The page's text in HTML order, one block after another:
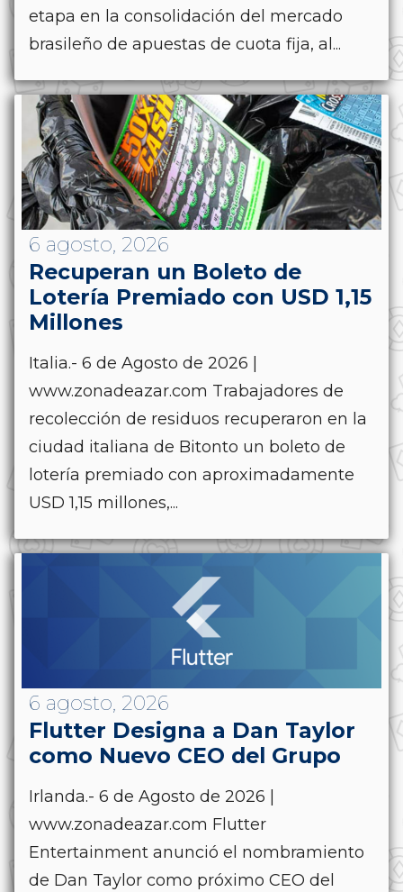
etapa en la consolidación del mercado
brasileño de apuestas de cuota fija, al...
6 agosto, 2026
Recuperan un Boleto de
Lotería Premiado con USD 1,15
Millones
Italia.- 6 de Agosto de 2026 |
www.zonadeazar.com Trabajadores de
recolección de residuos recuperaron en la
ciudad italiana de Bitonto un boleto de
lotería premiado con aproximadamente
USD 1,15 millones,...
6 agosto, 2026
Flutter Designa a Dan Taylor
como Nuevo CEO del Grupo
Irlanda.- 6 de Agosto de 2026 |
www.zonadeazar.com Flutter
Entertainment anunció el nombramiento
de Dan Taylor como próximo CEO del